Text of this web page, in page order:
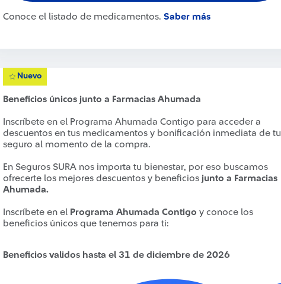
Conoce el listado de medicamentos. Saber más
Nuevo
Beneficios únicos junto a Farmacias Ahumada
Inscríbete en el Programa Ahumada Contigo para acceder a
descuentos en tus medicamentos y bonificación inmediata de tu
seguro al momento de la compra.
En Seguros SURA nos importa tu bienestar, por eso buscamos
ofrecerte los mejores descuentos y beneficios junto a Farmacias
Ahumada.
Inscríbete en el Programa Ahumada Contigo y conoce los
beneficios únicos que tenemos para ti:
Beneficios validos hasta el 31 de diciembre de 2026